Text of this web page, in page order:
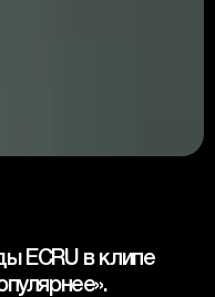
ECRU в клипе